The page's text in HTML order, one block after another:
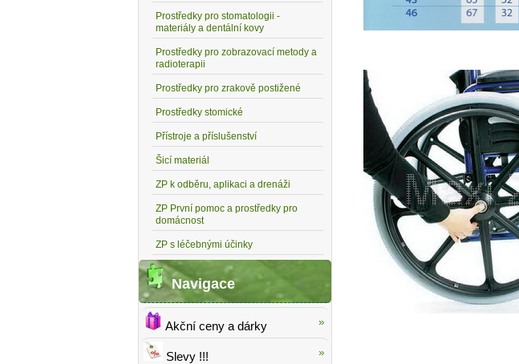
Prostředky pro stomatologii -
materiály a dentální kovy
Prostředky pro zobrazovací metody a
radioterapii
Prostředky pro zrakově postižené
Prostředky stomické
Přístroje a příslušenství
Šicí materiál
ZP k odběru, aplikaci a drenáži
ZP První pomoc a prostředky pro
domácnost
ZP s léčebnými účinky
Navigace
Akční ceny a dárky
Slevy !!!